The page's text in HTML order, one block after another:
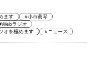
ます
#小市眞琴
ラジオ
オを極めます
#ニュース